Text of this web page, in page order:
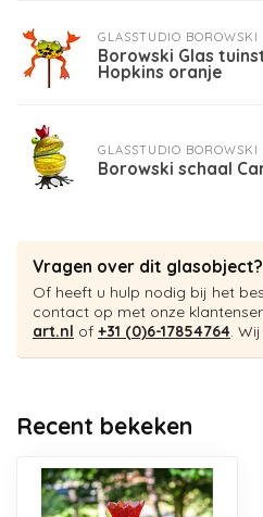
GLASSTUDIO BOROWSKI
Borowski Glas
Hopkins oranje
GLASSTUDIO BOROWSKI
Borowski schaal
Vragen over dit glasobject?
Of heeft u hulp nodig bij het
contact op met onze
art.nl of +31 (0)6-17854764.
Recent bekeken